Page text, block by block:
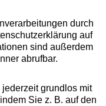
durch
auf
sind außerdem
abrufbar.
grundlos mit
Sie z. B. auf den